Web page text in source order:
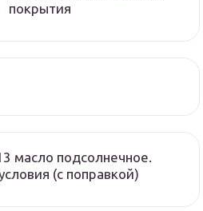
покрытия
масло подсолнечное.
(с поправкой)